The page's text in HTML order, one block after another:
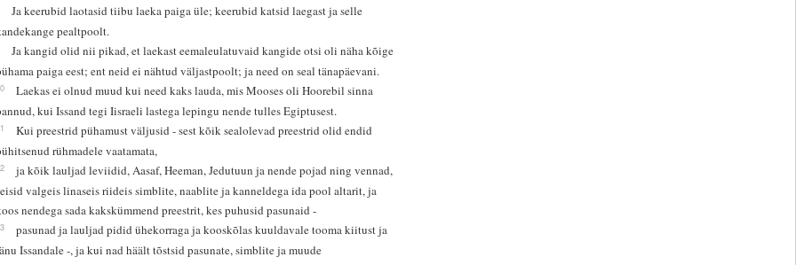
Ja keerubid laotasid tiibu laeka paiga üle; keerubid katsid laegast ja selle
pealtpoolt.
Ja kangid olid nii pikad, et laekast eemaleulatuvaid kangide otsi oli näha kõige
paiga eest; ent neid ei nähtud väljastpoolt; ja need on seal tänapäevani.
Laekas ei olnud muud kui need kaks lauda, mis Mooses oli Hoorebil sinna
kui Issand tegi Iisraeli lastega lepingu nende tulles Egiptusest.
Kui preestrid pühamust väljusid - sest kõik sealolevad preestrid olid endid
rühmadele vaatamata,
ja kõik lauljad leviidid, Aasaf, Heeman, Jedutuun ja nende pojad ning vennad,
valgeis linaseis riideis simblite, naablite ja kanneldega ida pool altarit, ja
nendega sada kakskümmend preestrit, kes puhusid pasunaid -
pasunad ja lauljad pidid ühekorraga ja kooskõlas kuuldavale tooma kiitust ja
Issandale -, ja kui nad häält tõstsid pasunate, simblite ja muude